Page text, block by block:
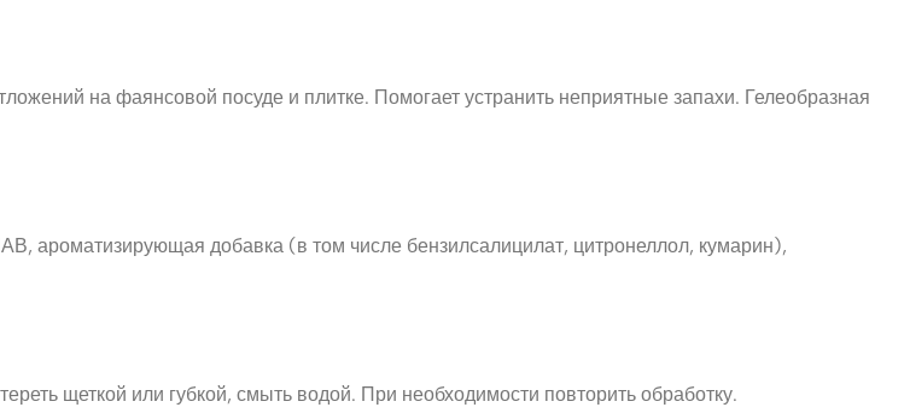
на фаянсовой посуде и плитке. Помогает устранить неприятные запахи. Гелеобразная
ароматизирующая добавка (в том числе бензилсалицилат, цитронеллол, кумарин),
щеткой или губкой, смыть водой. При необходимости повторить обработку.